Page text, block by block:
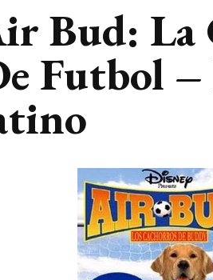
Bud: La
Futbol